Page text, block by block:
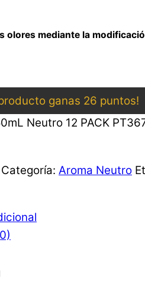
olores mediante la
ganas 26 puntos!
Neutro 12 PACK
Categoría: Aroma Neutro